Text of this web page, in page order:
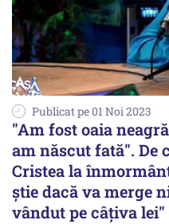
Publicat pe 01 Noi 2023
"Am fost oaia
am născut fată". De
Cristea la
știe dacă va merge
vândut pe câțiva lei"